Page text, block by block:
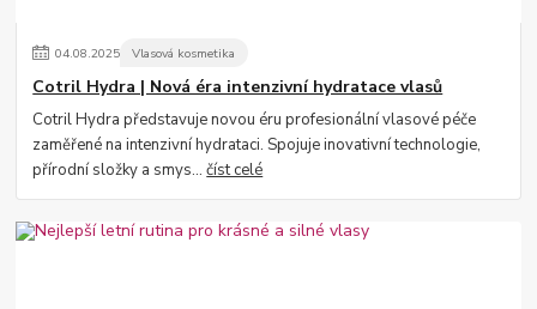
04.08.2025 Vlasová kosmetika
Cotril Hydra | Nová éra intenzivní hydratace vlasů
Cotril Hydra představuje novou éru profesionální vlasové péče
zaměřené na intenzivní hydrataci. Spojuje inovativní technologie,
přírodní složky a smys...číst celé